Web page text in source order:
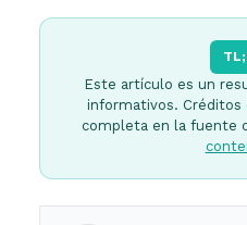
Este artículo es un
informativos. Créditos
completa en la fuente